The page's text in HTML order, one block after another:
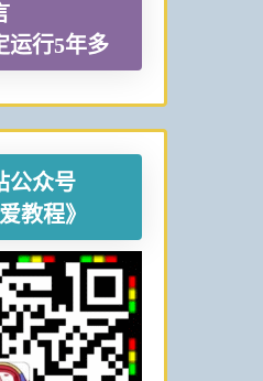
行5年多
公众号
教程》